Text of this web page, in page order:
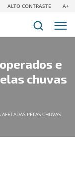
ALTO CONTRASTE A+
e
chuvas
PELAS CHUVAS